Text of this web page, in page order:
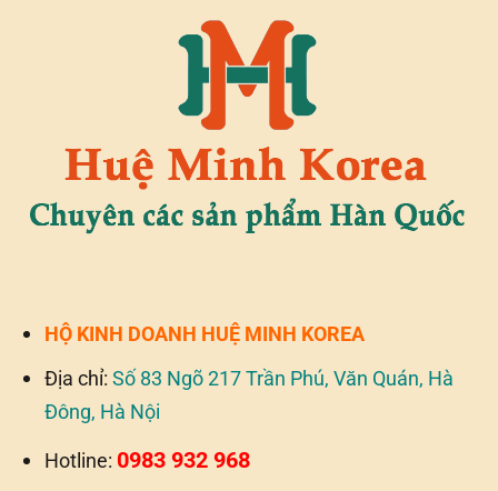
HỘ KINH DOANH HUỆ MINH KOREA
Địa chỉ: Số 83 Ngõ 217 Trần Phú, Văn Quán, Hà
Đông, Hà Nội
Hotline: 0983 932 968